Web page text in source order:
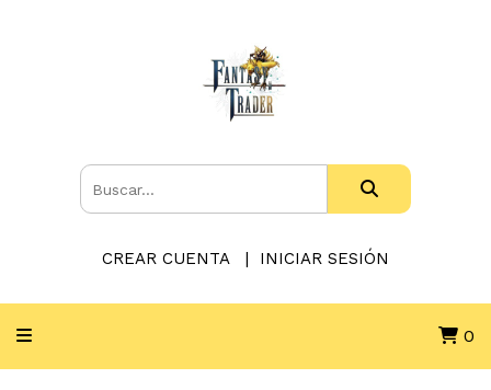
CREAR CUENTA INICIAR SESIÓN
0